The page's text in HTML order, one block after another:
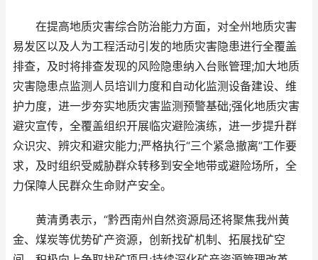
在提高地质灾害综合防治能力方面，对全州地质灾害
易发区以及人为工程活动引发的地质灾害隐患进行全覆盖
排查，及时将排查发现的风险隐患纳入台账管理;加大地质
灾害隐患点监测人员培训力度和自动化监测设备建设、维
护力度，进一步夯实地质灾害监测预警基础;强化地质灾害
避灾宣传，全覆盖组织开展临灾避险演练，进一步提升群
众识灾、辨灾和避灾能力;严格执行“三个紧急撤离”工作要
求，及时组织受威胁群众转移到安全地带或避险场所，全
力保障人民群众生命财产安全。
黄清勇表示，“黔西南州自然资源局还将聚焦我州黄
金、煤炭等优势矿产资源，创新找矿机制、拓展找矿空